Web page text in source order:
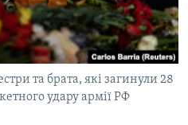
та брата, які загинули 28
удару армії РФ